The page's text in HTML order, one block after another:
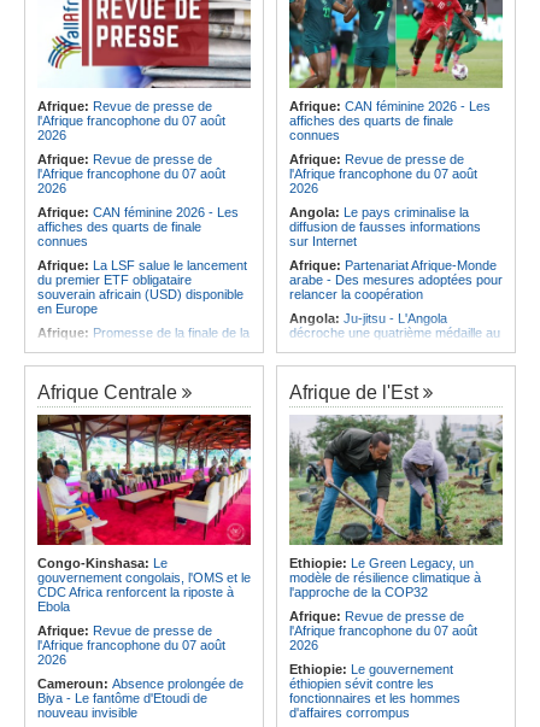
Afrique: Revue de presse de
l'Afrique francophone du 07 août
2026
Afrique: Revue de presse de
l'Afrique francophone du 07 août
2026
Afrique: CAN féminine 2026 - Les
affiches des quarts de finale
connues
Afrique: La LSF salue le lancement
du premier ETF obligataire
souverain africain (USD) disponible
en Europe
Afrique: Promesse de la finale de la
Afrique:Partenariat Afrique-Monde
arabe - Des mesures adoptées pour
relancer la coopération
Afrique:L'essor historique de
l'Éthiopie met à mal la campagne
d'hostilité menée par Le Caire
Afrique:Ligue des champions de la
CAF - Mazembe affrontera
Medeama, les Aigles du Congo
défieront l'APR FC
Afrique:Partenariat - La Lonaci
accompagne le projet social de Miss
Côte d'Ivoire 2026
Afrique: Ligue des Champions de la
CAF - L'Espérance exemptée au
premier tour, le Club Africain hérite
Afrique: CAN féminine 2026 - Les
affiches des quarts de finale
connues
Afrique: Revue de presse de
l'Afrique francophone du 07 août
2026
Angola: Le pays criminalise la
diffusion de fausses informations
sur Internet
Afrique: Partenariat Afrique-Monde
arabe - Des mesures adoptées pour
relancer la coopération
Angola: Ju-jitsu - L'Angola
décroche une quatrième médaille au
Angola:Caconda atteint 500 000
plants de café en serre
Angola:Le SIC arrête une
citoyenne pour profanation de
cadavre
Angola: L'incompatibilité de la ligne
ferroviaire du pays réduit l'efficacité
opérationnelle du corridor de Lobito
Angola:Des nouveaux
responsables à Cuando appelés à
faire preuve de plus de dynamisme
Angola:L'économie angolaise a
surmonté une longue phase de
contraction, selon le ministre
Massano
Afrique Centrale
Congo-Kinshasa: Le
gouvernement congolais, l'OMS et le
CDC Africa renforcent la riposte à
Ebola
Afrique: Revue de presse de
l'Afrique francophone du 07 août
2026
Cameroun: Absence prolongée de
Biya - Le fantôme d'Etoudi de
nouveau invisible
Afrique de l'Est
Ethiopie: Le Green Legacy, un
modèle de résilience climatique à
l'approche de la COP32
Afrique: Revue de presse de
l'Afrique francophone du 07 août
2026
Ethiopie: Le gouvernement
éthiopien sévit contre les
fonctionnaires et les hommes
d'affaires corrompus